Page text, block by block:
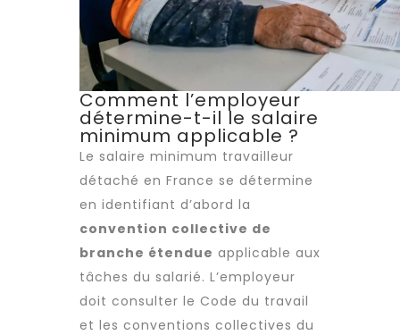
Comment l’employeur
détermine-t-il le salaire
minimum applicable ?
Le salaire minimum travailleur
détaché en France se détermine
en identifiant d’abord la
convention collective de
branche étendue applicable aux
tâches du salarié. L’employeur
doit consulter le Code du travail
et les conventions collectives du